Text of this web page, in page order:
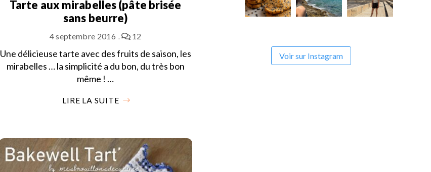
Tarte aux mirabelles (pâte brisée
sans beurre)
4 septembre 2016 12
Une délicieuse tarte avec des fruits de saison, les
mirabelles … la simplicité a du bon, du très bon
même ! …
LIRE LA SUITE
Voir sur Instagram